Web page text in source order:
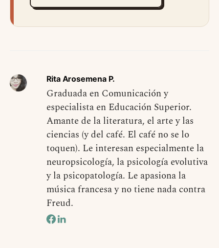
Rita Arosemena P.
Graduada en Comunicación y
especialista en Educación Superior.
Amante de la literatura, el arte y las
ciencias (y del café. El café no se lo
toquen). Le interesan especialmente la
neuropsicología, la psicología evolutiva
y la psicopatología. Le apasiona la
música francesa y no tiene nada contra
Freud.